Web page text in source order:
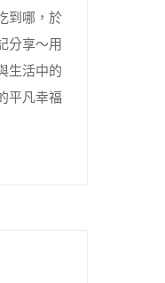
到哪，於
分享～用
生活中的
平凡幸福